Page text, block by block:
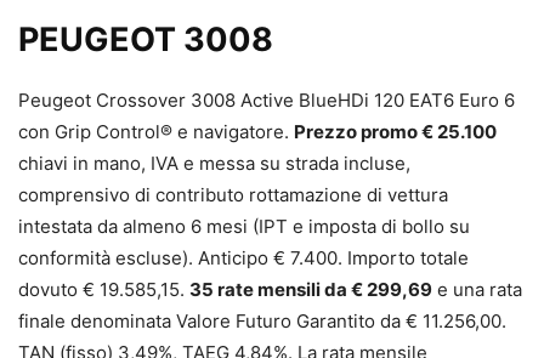
PEUGEOT 3008
Peugeot Crossover 3008 Active BlueHDi 120 EAT6 Euro 6
con Grip Control® e navigatore. Prezzo promo € 25.100
chiavi in mano, IVA e messa su strada incluse,
comprensivo di contributo rottamazione di vettura
intestata da almeno 6 mesi (IPT e imposta di bollo su
conformità escluse). Anticipo € 7.400. Importo totale
dovuto € 19.585,15. 35 rate mensili da € 299,69 e una rata
finale denominata Valore Futuro Garantito da € 11.256,00.
TAN (fisso) 3,49%, TAEG 4,84%. La rata mensile